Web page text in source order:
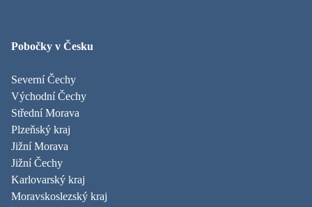
Pobočky v Česku
Severní Čechy
Východní Čechy
Střední Morava
Plzeňský kraj
Jižní Morava
Jižní Čechy
Karlovarský kraj
Moravskoslezský kraj